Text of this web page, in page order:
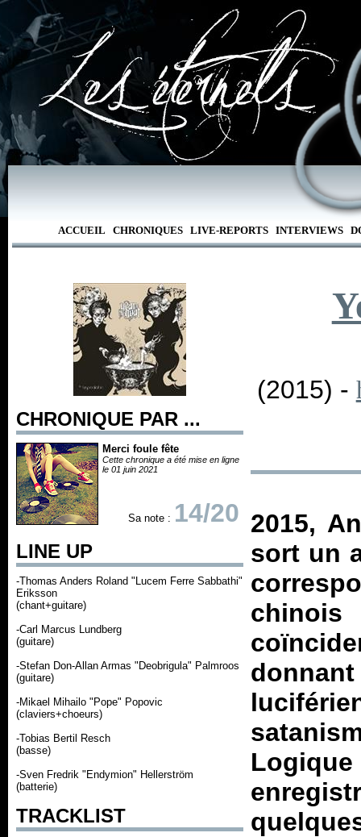
ACCUEIL CHRONIQUES LIVE-REPORTS INTERVIEWS
CHRONIQUE PAR ...
Merci foule fête
Cette chronique a été mise en ligne
le 01 juin 2021
Sa note : 14/20
LINE UP
-Thomas Anders Roland "Lucem Ferre Sabbathi"
Eriksson
(chant+guitare)
-Carl Marcus Lundberg
(guitare)
-Stefan Don-Allan Armas "Deobrigula" Palmroos
(guitare)
-Mikael Mihailo "Pope" Popovic
(claviers+choeurs)
-Tobias Bertil Resch
(basse)
-Sven Fredrik "Endymion" Hellerström
(batterie)
TRACKLIST
(2015) -
2015,
sort un